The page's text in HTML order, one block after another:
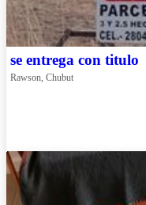
se entrega con titulo
Rawson, Chubut